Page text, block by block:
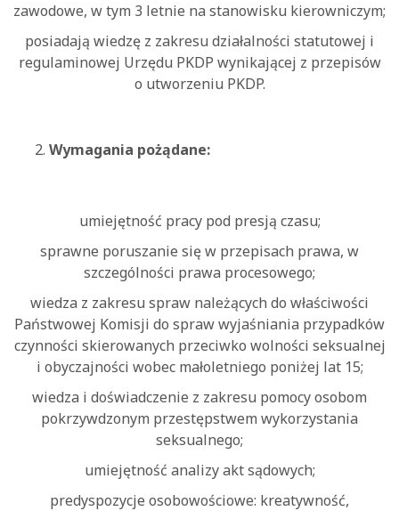
zawodowe, w tym 3 letnie na stanowisku kierowniczym;
posiadają wiedzę z zakresu działalności statutowej i
regulaminowej Urzędu PKDP wynikającej z przepisów
o utworzeniu PKDP.
Wymagania pożądane:
umiejętność pracy pod presją czasu;
sprawne poruszanie się w przepisach prawa, w
szczególności prawa procesowego;
wiedza z zakresu spraw należących do właściwości
Państwowej Komisji do spraw wyjaśniania przypadków
czynności skierowanych przeciwko wolności seksualnej
i obyczajności wobec małoletniego poniżej lat 15;
wiedza i doświadczenie z zakresu pomocy osobom
pokrzywdzonym przestępstwem wykorzystania
seksualnego;
umiejętność analizy akt sądowych;
predyspozycje osobowościowe: kreatywność,